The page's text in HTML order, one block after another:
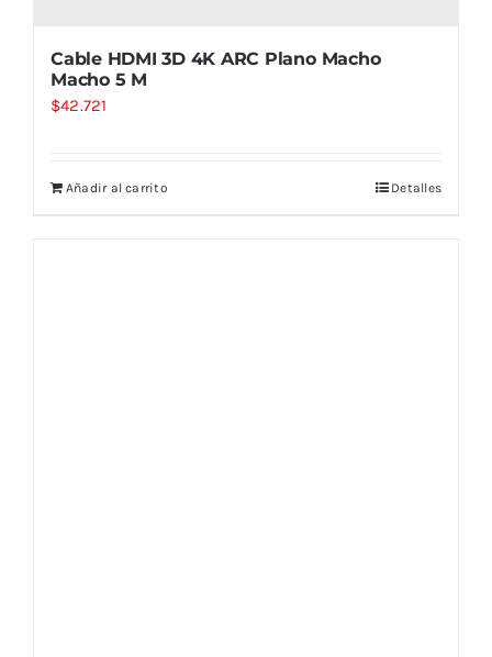
Cable HDMI 3D 4K ARC Plano Macho
Macho 5 M
$42.721
Añadir al carrito Detalles